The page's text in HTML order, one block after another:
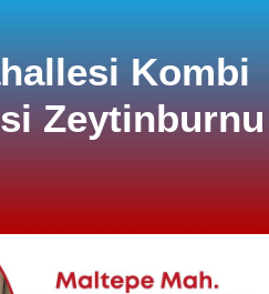
Kombi
Zeytinburnu